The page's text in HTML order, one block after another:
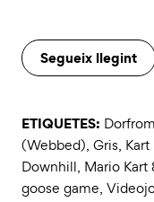
Segueix llegint
ETIQUETES:
(Webbed), Gris,
Downhill, Mario Kart
goose game,